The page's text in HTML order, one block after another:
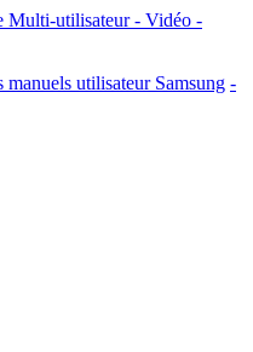
Multi-utilisateur - Vidéo -
manuels utilisateur Samsung -